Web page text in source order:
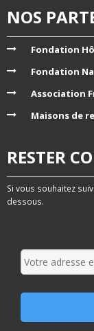
NOS
Fondation
Fondation
Association
Maisons de
RESTER
Si vous souhaitez
dessous.